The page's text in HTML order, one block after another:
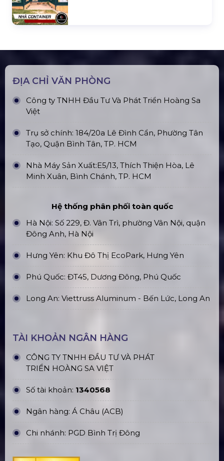
ĐỊA CHỈ VĂN PHÒNG
Công ty TNHH Đầu Tư Và Phát Triển Hoàng Sa
Việt
Trụ sở chính: 184/20a Lê Đình Cẩn, Phường Tân
Tạo, Quận Bình Tân, TP. HCM
Nhà Máy Sản Xuất:E5/13, Thích Thiện Hòa, Lê
Minh Xuân, Bình Chánh, TP. HCM
Hệ thống phân phối toàn quốc
Hà Nội: Số 229, Đ. Vân Trì, phường Vân Nội, quận
Đông Anh, Hà Nội
Hưng Yên: Khu Đô Thị EcoPark, Hưng Yên
Phú Quốc: ĐT45, Dương Đông, Phú Quốc
Long An: Viettruss Aluminum - Bến Lức, Long An
TÀI KHOẢN NGÂN HÀNG
CÔNG TY TNHH ĐẦU TƯ VÀ PHÁT
TRIỂN HOÀNG SA VIỆT
Số tài khoản: 1340568
Ngân hàng: Á Châu (ACB)
Chi nhánh: PGD Bình Trị Đông